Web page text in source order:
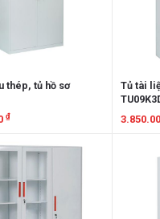
thép, tủ hồ sơ
₫
tiết
Tủ tài